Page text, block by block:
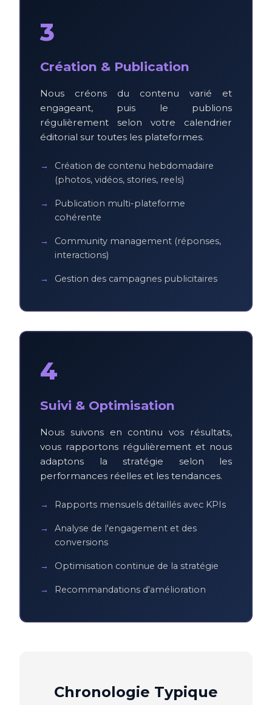
3
Création & Publication
Nous créons du contenu varié et
engageant, puis le publions
régulièrement selon votre calendrier
éditorial sur toutes les plateformes.
Création de contenu hebdomadaire
(photos, vidéos, stories, reels)
Publication multi-plateforme
cohérente
Community management (réponses,
interactions)
Gestion des campagnes publicitaires
4
Suivi & Optimisation
Nous suivons en continu vos résultats,
vous rapportons régulièrement et nous
adaptons la stratégie selon les
performances réelles et les tendances.
Rapports mensuels détaillés avec KPIs
Analyse de l'engagement et des
conversions
Optimisation continue de la stratégie
Recommandations d'amélioration
Chronologie Typique